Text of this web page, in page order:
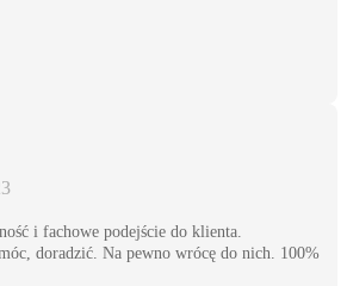
i fachowe podejście do klienta.
doradzić. Na pewno wrócę do nich. 100%